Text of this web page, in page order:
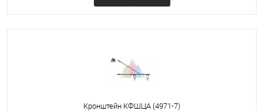
Кронштейн КФШЦА (4971-7)